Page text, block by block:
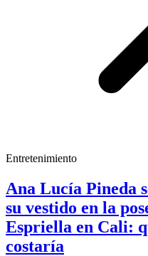
Entretenimiento
Ana Lucía Pineda
su vestido en la
Espriella en Cali:
costaría